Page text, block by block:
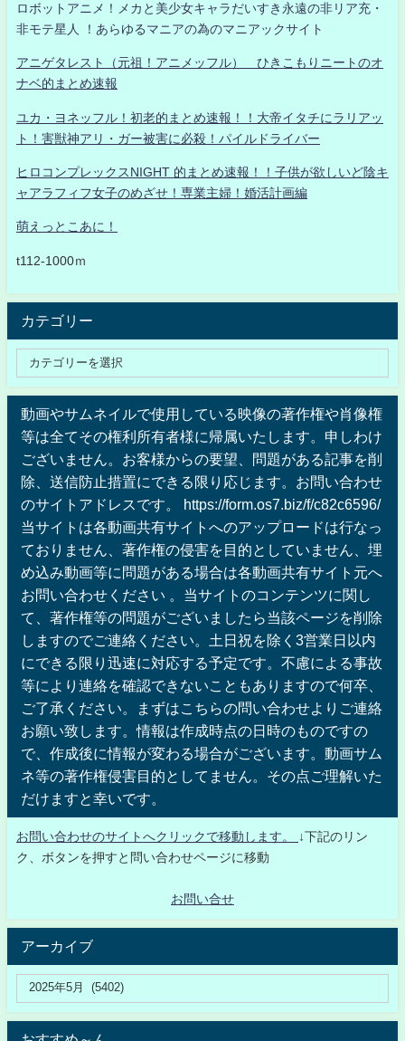
ロボットアニメ！メカと美少女キャラだいすき永遠の非リア充・
非モテ星人 ！あらゆるマニアの為のマニアックサイト
アニゲタレスト（元祖！アニメッフル） ひきこもりニートのオ
ナベ的まとめ速報
ユカ・ヨネッフル！初老的まとめ速報！！大帝イタチにラリアッ
ト！害獣神アリ・ガー被害に必殺！パイルドライバー
ヒロコンプレックスNIGHT 的まとめ速報！！子供が欲しいど陰キ
ャアラフィフ女子のめざせ！専業主婦！婚活計画編
萌えっとこあに！
t112-1000ｍ
カテゴリー
動画やサムネイルで使用している映像の著作権や肖像権
等は全てその権利所有者様に帰属いたします。申しわけ
ございません。お客様からの要望、問題がある記事を削
除、送信防止措置にできる限り応じます。お問い合わせ
のサイトアドレスです。 https://form.os7.biz/f/c82c6596/
当サイトは各動画共有サイトへのアップロードは行なっ
ておりません、著作権の侵害を目的としていません、埋
め込み動画等に問題がある場合は各動画共有サイト元へ
お問い合わせください 。当サイトのコンテンツに関し
て、著作権等の問題がございましたら当該ページを削除
しますのでご連絡ください。土日祝を除く3営業日以内
にできる限り迅速に対応する予定です。不慮による事故
等により連絡を確認できないこともありますので何卒、
ご了承ください。まずはこちらの問い合わせよりご連絡
お願い致します。情報は作成時点の日時のものですの
で、作成後に情報が変わる場合がございます。動画サム
ネ等の著作権侵害目的としてません。その点ご理解いた
だけますと幸いです。
お問い合わせのサイトへクリックで移動します。
↓下記のリン
ク、ボタンを押すと問い合わせページに移動
お問い合せ
アーカイブ